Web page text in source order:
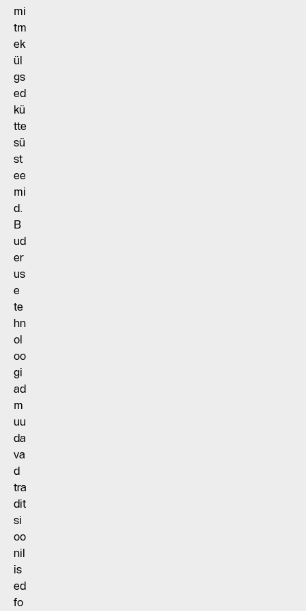
mi
tm
ek
ül
gs
ed
kü
tte
sü
st
ee
mi
d.
B
ud
er
us
e
te
hn
ol
oo
gi
ad
m
uu
da
va
d
tra
dit
si
oo
nil
is
ed
fo